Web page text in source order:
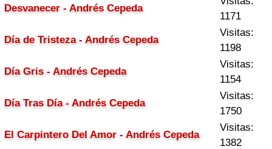
Desvanecer - Andrés Cepeda
1171
Día de Tristeza - Andrés Cepeda
Visitas:
1198
Día Gris - Andrés Cepeda
Visitas:
1154
Día Tras Día - Andrés Cepeda
Visitas:
1750
El Carpintero Del Amor - Andrés Cepeda
Visitas:
1382